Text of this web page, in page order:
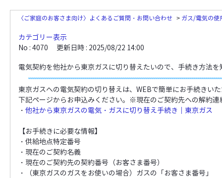
〈ご家庭のお客さま向け〉よくあるご質問・お問い合わせ > ガス/電気の使
カテゴリー表示
No : 4070
更新日時 : 2025/08/22 14:00
電気契約を他社から東京ガスに切り替えたいので、手続き方法を
東京ガスへの電気契約の切り替えは、WEBで簡単にお手続きい
下記ページからお申込みください。※現在のご契約先への解約連
・ 他社から東京ガスの電気・ガスに切り替え手続き｜東京ガス
【お手続きに必要な情報】
・供給地点特定番号
・現在のご契約名義
・現在のご契約先の契約番号（お客さま番号）
・（東京ガスのガスをお使いの場合）ガスの「お客さま番号」